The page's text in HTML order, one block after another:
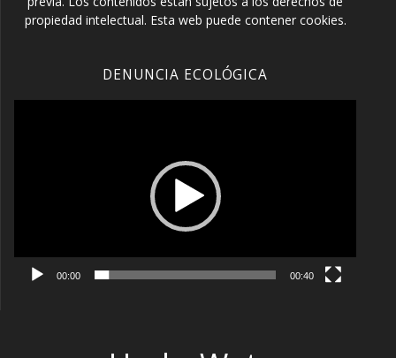
propiedad intelectual. Esta web puede contener cookies.
DENUNCIA ECOLÓGICA
00:00 00:40